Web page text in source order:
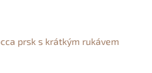
prsk s krátkým rukávem